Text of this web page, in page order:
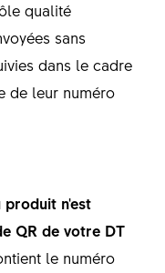
qualité
sans
dans le cadre
de leur numéro
produit n'est
QR de votre DT
le numéro